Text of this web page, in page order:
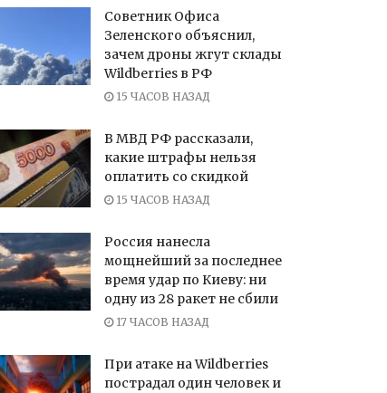
Советник Офиса
Зеленского объяснил,
зачем дроны жгут склады
Wildberries в РФ
15 ЧАСОВ НАЗАД
В МВД РФ рассказали,
какие штрафы нельзя
оплатить со скидкой
15 ЧАСОВ НАЗАД
Россия нанесла
мощнейший за последнее
время удар по Киеву: ни
одну из 28 ракет не сбили
17 ЧАСОВ НАЗАД
При атаке на Wildberries
пострадал один человек и